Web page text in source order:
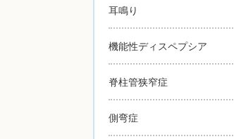
耳鳴り
機能性ディスペプシア
脊柱管狭窄症
側弯症